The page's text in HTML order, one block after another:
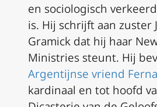
en sociologisch
is. Hij schrijft aan zuster
Gramick dat hij haar
Ministries steunt. Hij
Argentijnse vriend
kardinaal en tot hoofd